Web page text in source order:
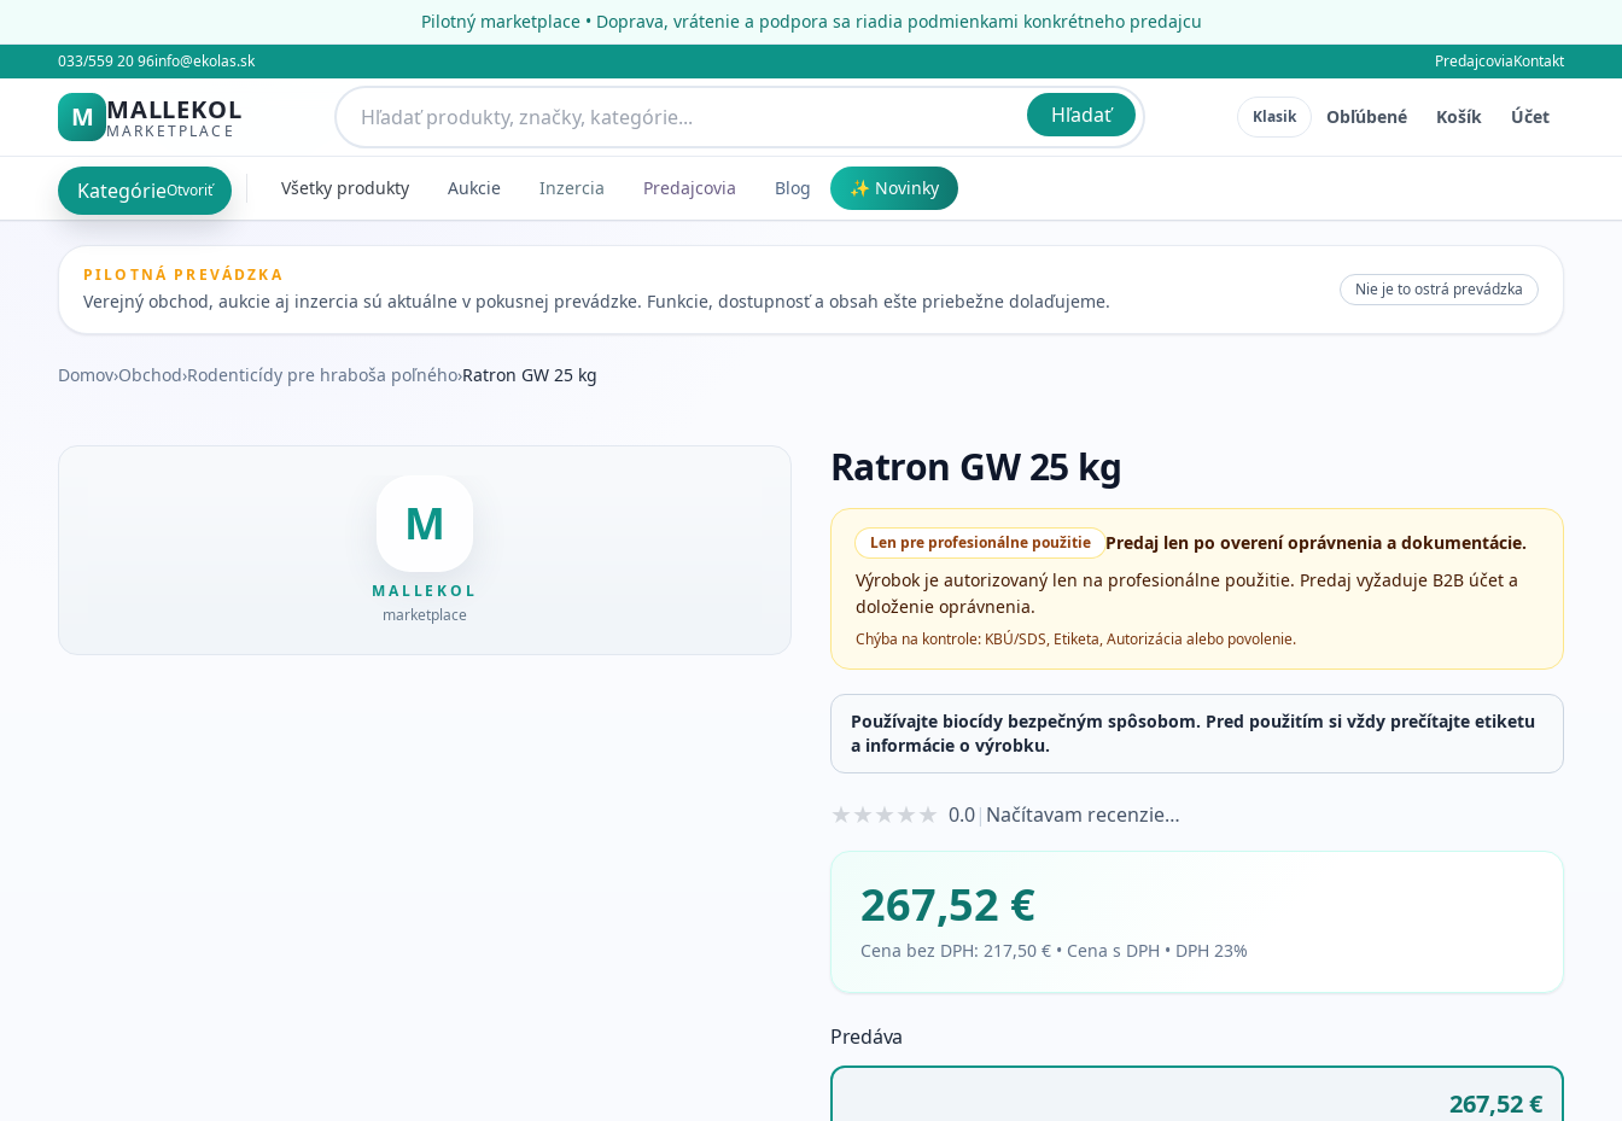
Pilotný marketplace • Doprava, vrátenie a podpora sa riadia podmienkami konkrétneho predajcu
033/559 20 96info@ekolas.sk PredajcoviaKontakt
M MALLEKOL
MARKETPLACE
Hľadať Klasik Obľúbené Košík Účet
KategórieOtvoriť Všetky produkty Aukcie Inzercia Predajcovia Blog ✨ Novinky
PILOTNÁ PREVÁDZKA
Verejný obchod, aukcie aj inzercia sú aktuálne v pokusnej prevádzke. Funkcie, dostupnosť a obsah ešte priebežne dolaďujeme.
Nie je to ostrá prevádzka
Domov›Obchod›Rodenticídy pre hraboša poľného›Ratron GW 25 kg
M
MALLEKOL
marketplace
Ratron GW 25 kg
Len pre profesionálne použitie
Predaj len po overení oprávnenia a dokumentácie.
Výrobok je autorizovaný len na profesionálne použitie. Predaj vyžaduje B2B účet a
doloženie oprávnenia.
Chýba na kontrole: KBÚ/SDS, Etiketa, Autorizácia alebo povolenie.
Používajte biocídy bezpečným spôsobom. Pred použitím si vždy prečítajte etiketu
a informácie o výrobku.
★★★★★ 0.0| Načítavam recenzie…
267,52 €
Cena bez DPH: 217,50 € • Cena s DPH • DPH 23%
Predáva
267,52 €